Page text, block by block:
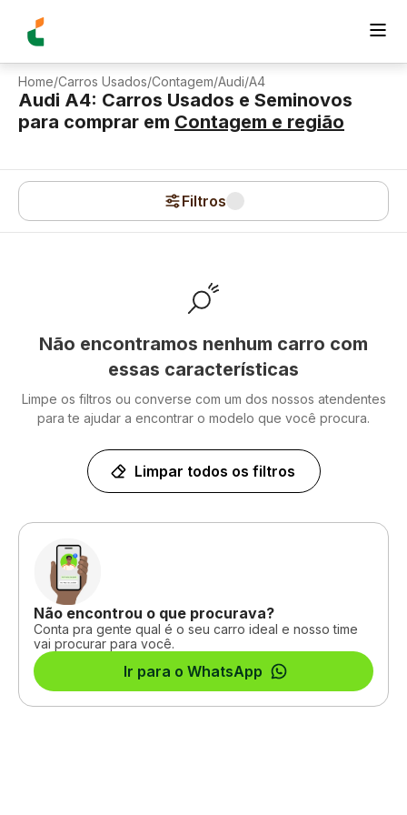
Home/Carros Usados/Contagem/Audi/A4
Audi A4: Carros Usados e Seminovos
para comprar em Contagem e região
Filtros
Não encontramos nenhum carro com
essas características
Limpe os filtros ou converse com um dos nossos atendentes
para te ajudar a encontrar o modelo que você procura.
Limpar todos os filtros
Não encontrou o que procurava?
Conta pra gente qual é o seu carro ideal e nosso time
vai procurar para você.
Ir para o WhatsApp